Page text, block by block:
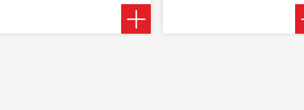
per Ricerca e Sviluppo
La Business Unit R&S